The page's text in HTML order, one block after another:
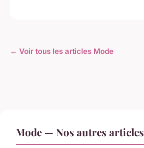
← Voir tous les articles Mode
Mode — Nos autres articles